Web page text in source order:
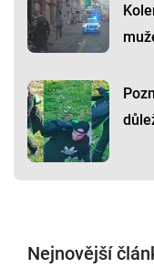
Nejnovější